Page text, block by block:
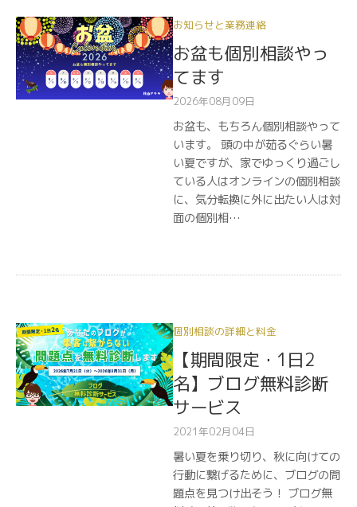
お知らせと業務連絡
お盆も個別相談やっ
てます
2026年08月09日
お盆も、もちろん個別相談やって
います。 頭の中が茹るぐらい暑
い夏ですが、家でゆっくり過ごし
ている人はオンラインの個別相談
に、気分転換に外に出たい人は対
面の個別相…
個別相談の詳細と料金
【期間限定・1日2
名】ブログ無料診断
サービス
2021年02月04日
暑い夏を乗り切り、秋に向けての
行動に繋げるために、ブログの問
題点を見つけ出そう！ ブログ無